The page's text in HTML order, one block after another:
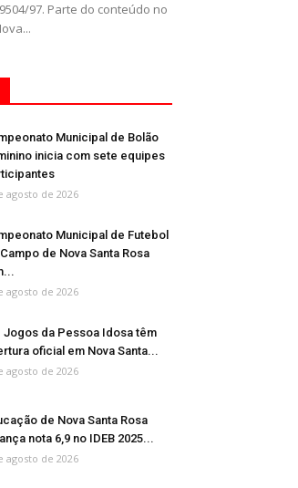
97. Parte do conteúdo no
Municipal de Bolão
inicia com sete equipes
agosto de 2026
Municipal de Futebol
de Nova Santa Rosa
agosto de 2026
Jogos da Pessoa Idosa têm
oficial em Nova Santa...
agosto de 2026
de Nova Santa Rosa
nota 6,9 no IDEB 2025...
agosto de 2026